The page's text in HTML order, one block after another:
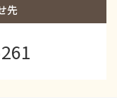
先